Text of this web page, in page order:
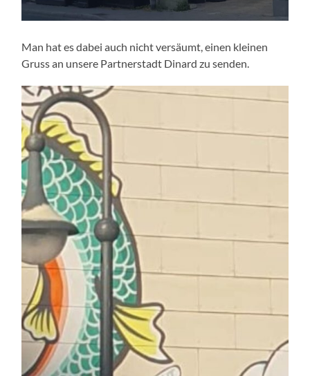
Man hat es dabei auch nicht versäumt, einen kleinen
Gruss an unsere Partnerstadt Dinard zu senden.